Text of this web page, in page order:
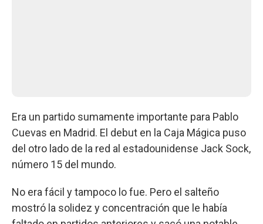
Era un partido sumamente importante para Pablo
Cuevas en Madrid. El debut en la Caja Mágica puso
del otro lado de la red al estadounidense Jack Sock,
número 15 del mundo.
No era fácil y tampoco lo fue. Pero el salteño
mostró la solidez y concentración que le había